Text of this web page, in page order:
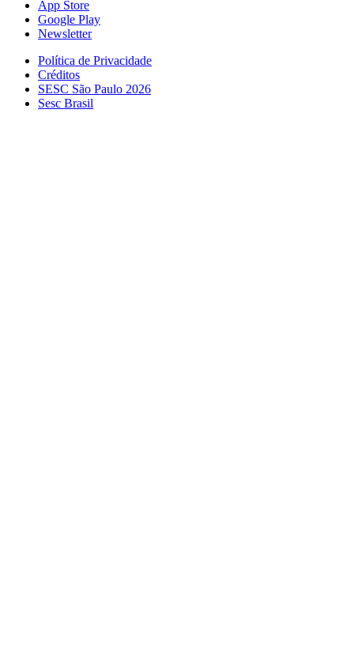
App Store
Google Play
Newsletter
Política de Privacidade
Créditos
SESC São Paulo 2026
Sesc Brasil